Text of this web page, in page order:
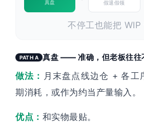
真盘 假退假领
不停工也能把 WIP
PATH A 真盘 —— 准确，但老板往往
做法： 月末盘点线边仓 + 各工
期消耗，或作为约当产量输入。
优点： 和实物最贴。